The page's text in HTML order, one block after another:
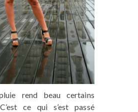
rend beau certains
ce qui s’est passé